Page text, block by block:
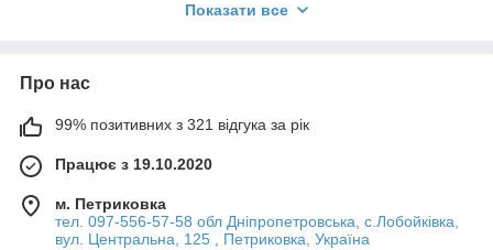
докладні консультації та допоможуть зробити правильний
Показати все
Про нас
99% позитивних з 321 відгука за рік
Працює з 19.10.2020
м. Петриковка
тел. 097-556-57-58 обл Дніпропетровська, с.Лобойківка,
вул. Центральна, 125 , Петриковка, Україна